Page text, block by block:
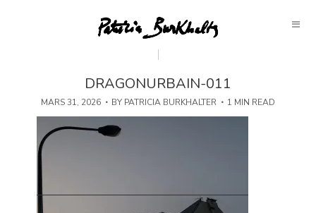
DRAGONURBAIN-011
MARS 31, 2026 BY PATRICIA BURKHALTER 1 MIN READ